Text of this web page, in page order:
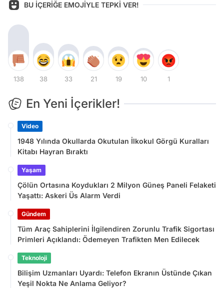
BU İÇERİĞE EMOJİYLE TEPKİ VER!
138 38 33 21 19 10 1
En Yeni İçerikler!
Video
1948 Yılında Okullarda Okutulan İlkokul Görgü Kuralları
Kitabı Hayran Bıraktı
Yaşam
Çölün Ortasına Koydukları 2 Milyon Güneş Paneli Felaketi
Yaşattı: Askeri Üs Alarm Verdi
Gündem
Tüm Araç Sahiplerini İlgilendiren Zorunlu Trafik Sigortası
Primleri Açıklandı: Ödemeyen Trafikten Men Edilecek
Teknoloji
Bilişim Uzmanları Uyardı: Telefon Ekranın Üstünde Çıkan
Yeşil Nokta Ne Anlama Geliyor?